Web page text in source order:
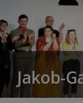
Jakob-